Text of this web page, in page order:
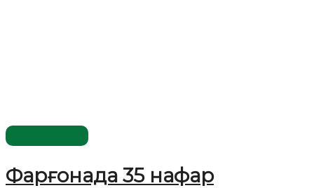
Фарғонада 35 нафар